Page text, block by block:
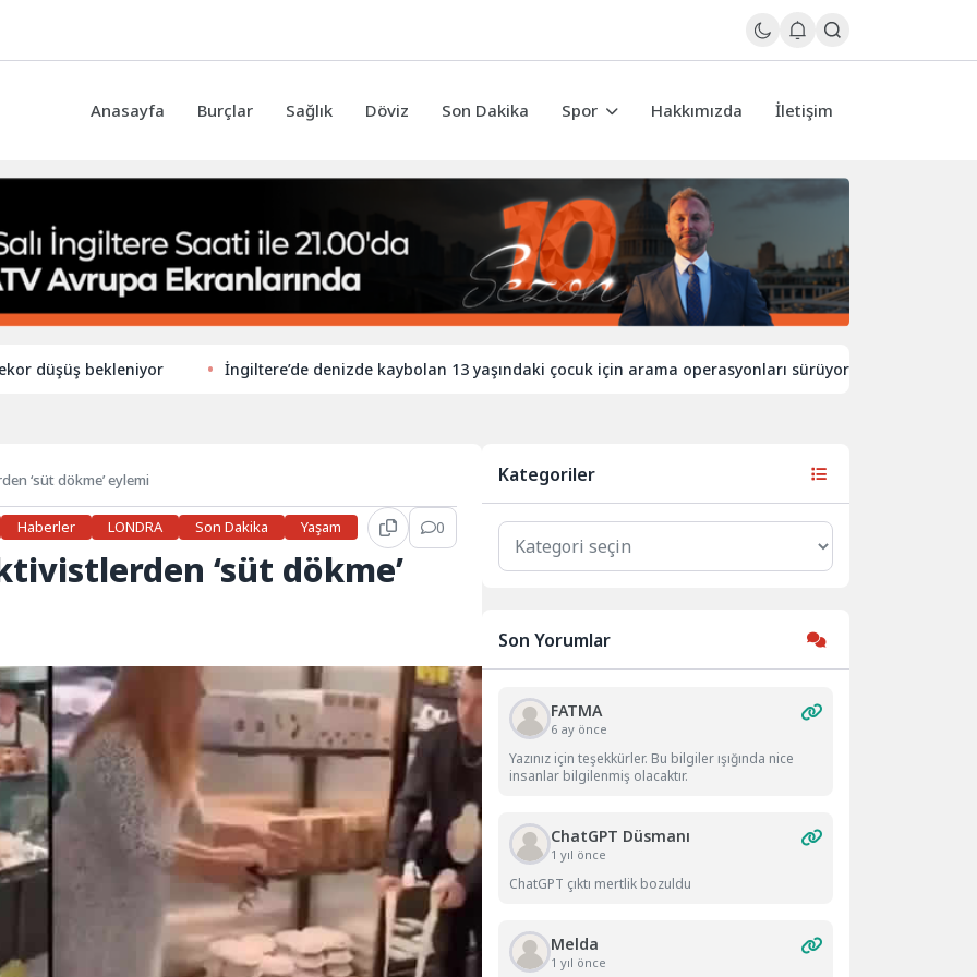
Anasayfa Burçlar Sağlık Döviz Son Dakika Spor Hakkımızda İletişim
bekleniyor İngiltere’de denizde kaybolan 13 yaşındaki çocuk için arama operasyonları sürüyor
‘süt dökme’ eylemi
Haberler LONDRA Son Dakika Yaşam 0
‘süt dökme’
Kategoriler
Kategoriler
Son Yorumlar
FATMA
6 ay önce
Yazınız için teşekkürler. Bu bilgiler ışığında nice
insanlar bilgilenmiş olacaktır.
ChatGPT Düsmanı
1 yıl önce
ChatGPT çıktı mertlik bozuldu
Melda
1 yıl önce